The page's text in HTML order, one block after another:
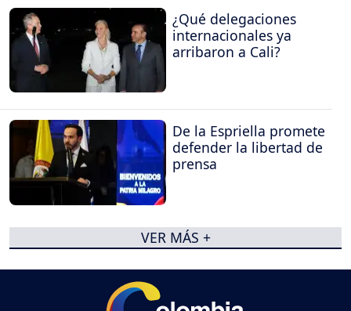
¿Qué delegaciones
internacionales ya
arribaron a Cali?
De la Espriella promete
defender la libertad de
prensa
VER MÁS +